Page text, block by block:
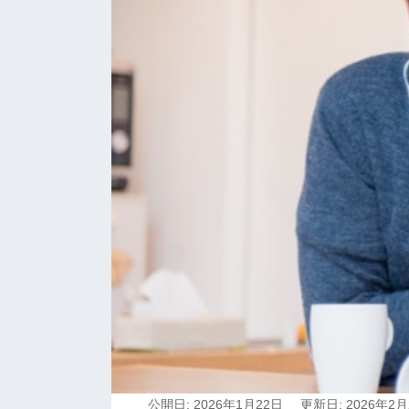
公開日: 2026年1月22日 更新日: 2026年2